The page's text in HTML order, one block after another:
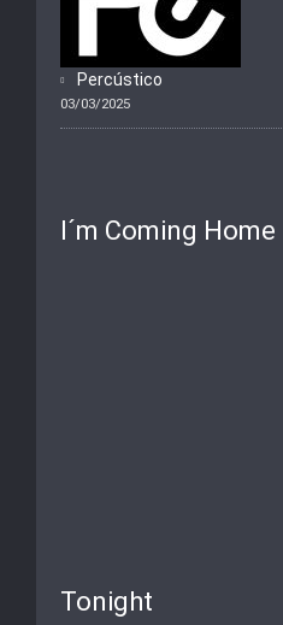
Percústico
03/03/2025
I´m Coming Home
Tonight